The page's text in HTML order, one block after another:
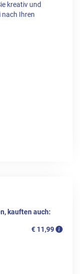
kreativ und
Ihren
kauften auch:
€ 11,99